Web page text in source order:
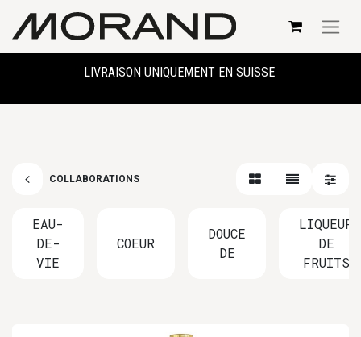
LIVRAISON UNIQUEMENT EN SUISSE
COLLABORATIONS
EAU-
DE-
VIE
COEUR
DOUCE
DE
LIQUEUR
DE
FRUITS